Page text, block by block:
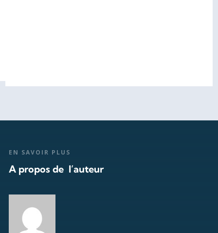
EN SAVOIR PLUS
A propos de l’auteur